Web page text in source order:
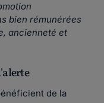
bien rémunérées
ancienneté et
de la